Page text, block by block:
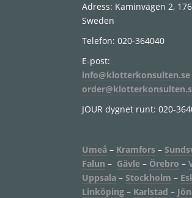
Adress: Kaminvägen 2,
Sweden
Telefon: 020-364040
E-post:
info@klotterkonsulten.se
JOUR dygnet runt: 020-
Umeå – Kramfors –
Falun – Gävle – Örebro –
Uppsala – Stockholm –
Linköping – Karlstad –